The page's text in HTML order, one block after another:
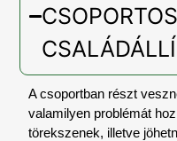
CSOPORTOS
A csoportban részt
valamilyen problémát
törekszenek, illetve